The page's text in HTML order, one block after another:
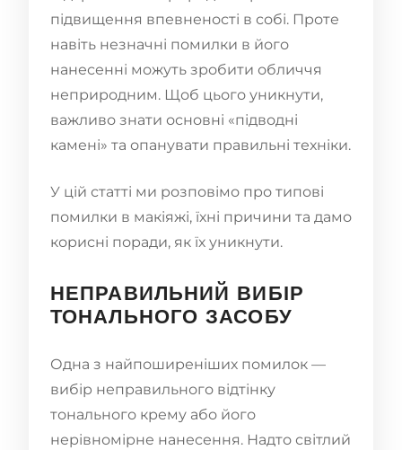
підвищення впевненості в собі. Проте
навіть незначні помилки в його
нанесенні можуть зробити обличчя
неприродним. Щоб цього уникнути,
важливо знати основні «підводні
камені» та опанувати правильні техніки.
У цій статті ми розповімо про типові
помилки в макіяжі, їхні причини та дамо
корисні поради, як їх уникнути.
НЕПРАВИЛЬНИЙ ВИБІР
ТОНАЛЬНОГО ЗАСОБУ
Одна з найпоширеніших помилок —
вибір неправильного відтінку
тонального крему або його
нерівномірне нанесення. Надто світлий